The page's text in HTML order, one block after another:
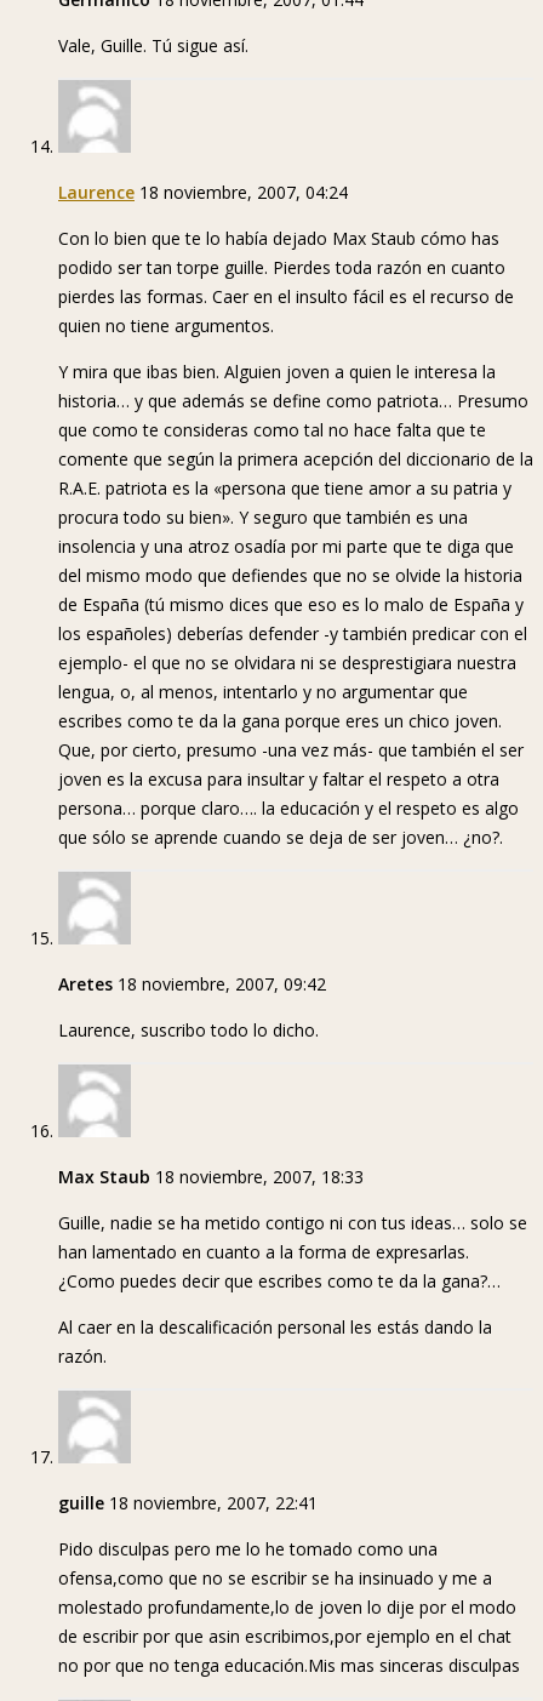
Vale, Guille. Tú sigue así.
Laurence 18 noviembre, 2007, 04:24
Con lo bien que te lo había dejado Max Staub cómo has
podido ser tan torpe guille. Pierdes toda razón en cuanto
pierdes las formas. Caer en el insulto fácil es el recurso de
quien no tiene argumentos.
Y mira que ibas bien. Alguien joven a quien le interesa la
historia… y que además se define como patriota… Presumo
que como te consideras como tal no hace falta que te
comente que según la primera acepción del diccionario de la
R.A.E. patriota es la «persona que tiene amor a su patria y
procura todo su bien». Y seguro que también es una
insolencia y una atroz osadía por mi parte que te diga que
del mismo modo que defiendes que no se olvide la historia
de España (tú mismo dices que eso es lo malo de España y
los españoles) deberías defender -y también predicar con el
ejemplo- el que no se olvidara ni se desprestigiara nuestra
lengua, o, al menos, intentarlo y no argumentar que
escribes como te da la gana porque eres un chico joven.
Que, por cierto, presumo -una vez más- que también el ser
joven es la excusa para insultar y faltar el respeto a otra
persona… porque claro…. la educación y el respeto es algo
que sólo se aprende cuando se deja de ser joven… ¿no?.
Aretes 18 noviembre, 2007, 09:42
Laurence, suscribo todo lo dicho.
Max Staub 18 noviembre, 2007, 18:33
Guille, nadie se ha metido contigo ni con tus ideas… solo se
han lamentado en cuanto a la forma de expresarlas.
¿Como puedes decir que escribes como te da la gana?…
Al caer en la descalificación personal les estás dando la
razón.
guille 18 noviembre, 2007, 22:41
Pido disculpas pero me lo he tomado como una
ofensa,como que no se escribir se ha insinuado y me a
molestado profundamente,lo de joven lo dije por el modo
de escribir por que asin escribimos,por ejemplo en el chat
no por que no tenga educación.Mis mas sinceras disculpas